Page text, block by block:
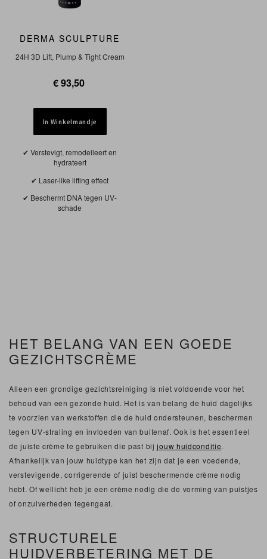
DERMA SCULPTURE
24H 3D Lift, Plump & Tight Cream
€ 93,50
In Winkelmandje
Verstevigt, remodelleert en
hydrateert
Laser-like lifting effect
Beschermt DNA tegen UV-
schade
HET BELANG VAN EEN GOEDE
GEZICHTSCRÈME
Alleen een grondige gezichtsreiniging is niet voldoende voor het
behoud van een gezonde huid. Het is van belang de huid dagelijks
te voorzien van werkstoffen die de huid ondersteunen, beschermen
tegen UV-straling en invloeden van buitenaf. Ook is het essentieel
de juiste crème te gebruiken die past bijjouw huidconditie.
Afhankelijk van jouw huidtype kan het zijn dat je een voedende,
verstevigende, corrigerende of juist beschermende crème nodig
hebt. Of wellicht heb je een crème nodig die de vorming van puistjes
of onzuiverheden tegengaat.
STRUCTURELE
HUIDVERBETERING MET DE